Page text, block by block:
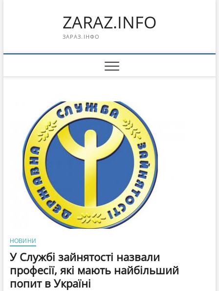
ZARAZ.INFO
ЗАРАЗ.ІНФО
НОВИНИ
У Службі зайнятості назвали
професії, які мають найбільший
попит в Україні